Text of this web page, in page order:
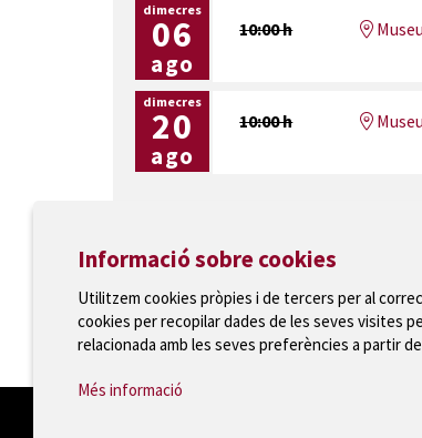
dimecres
06
ago
10:00 h
dimecres
20
ago
10:00 h
Ajuntament de Torroella de Montgrí
T 972 75 81 12 · Plaça de la Vila, 1 ·
Informació sobre cookies
Utilitzem cookies pròpies i de tercers per al
cookies per recopilar dades de les seves visites
relacionada amb les seves preferències a partir
Més informació